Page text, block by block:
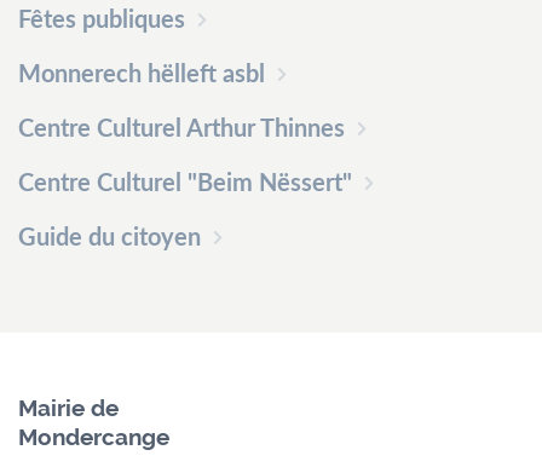
Fêtes publiques
Monnerech hëlleft asbl
Centre Culturel Arthur Thinnes
Centre Culturel "Beim Nëssert"
Guide du citoyen
Mairie de
Mondercange